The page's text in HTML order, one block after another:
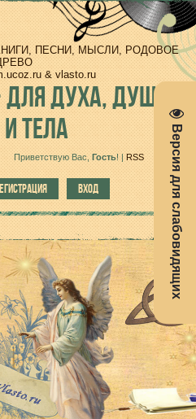
Версия для слабовидящих
ПЕСНИ, МЫСЛИ, РОДОВОЕ
& vlasto.ru
ДУХА, ДУШИ,
ТЕЛА
Приветствую Вас Гость!| RSS
ВХОД